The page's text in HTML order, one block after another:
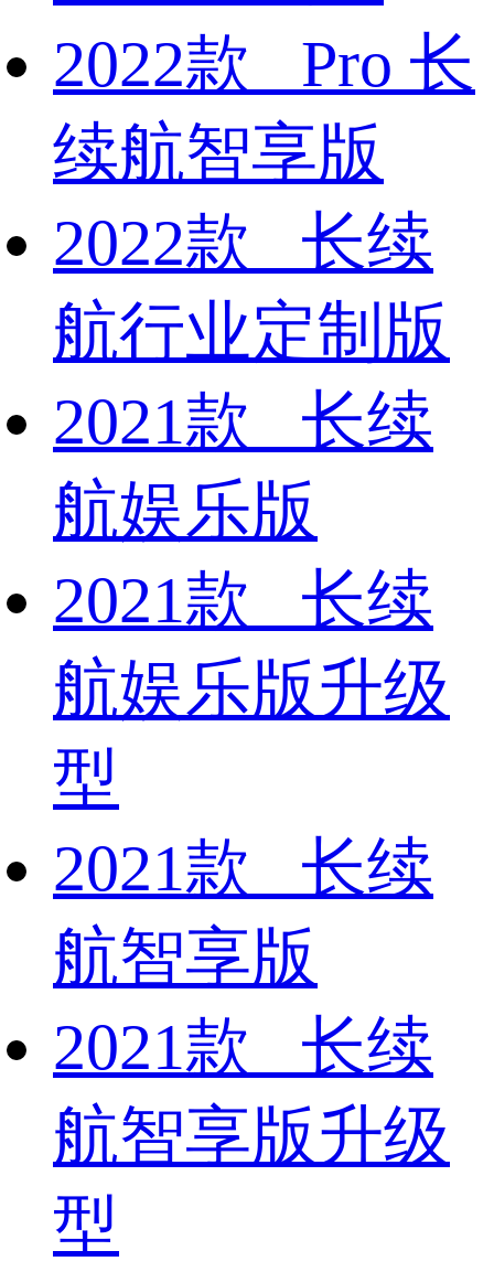
2022款 Pro 长
续航智享版
2022款 长续
航行业定制版
2021款 长续
航娱乐版
2021款 长续
航娱乐版升级
型
2021款 长续
航智享版
2021款 长续
航智享版升级
型